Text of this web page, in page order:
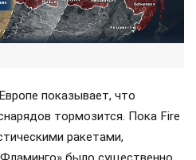
показывает, что
тормозится. Пока Fire
ракетами,